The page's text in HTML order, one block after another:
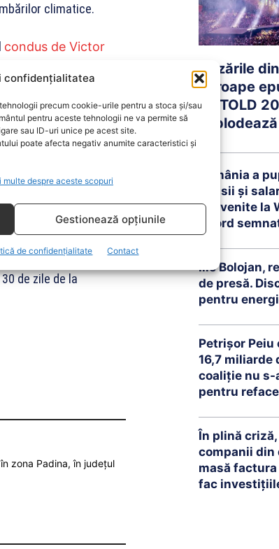
confidențialitatea
precum cookie-urile pentru a stoca și/sau
pentru aceste tehnologii ne va permite să
sau ID-uri unice pe acest site.
poate afecta negativ anumite caracteristici și
multe despre aceste scopuri
Gestionează opțiunile
de confidențialitate Contact
climatice.
condus de Victor
în energie
investițiilor
nivel internațional,
Ponta, ele au
investițiile le-au fost
42,2. România mai
euro cheltuieli
de zile de la
zona Padina, în județul
Cazările
aproape
UNTOLD
explodează
România a
pensii și
convenite la
Acord
Ilie Bolojan,
de presă.
pentru
Petrişor Peiu
16,7 miliarde
coaliţie nu s-
pentru
În plină
companii din
masă
fac